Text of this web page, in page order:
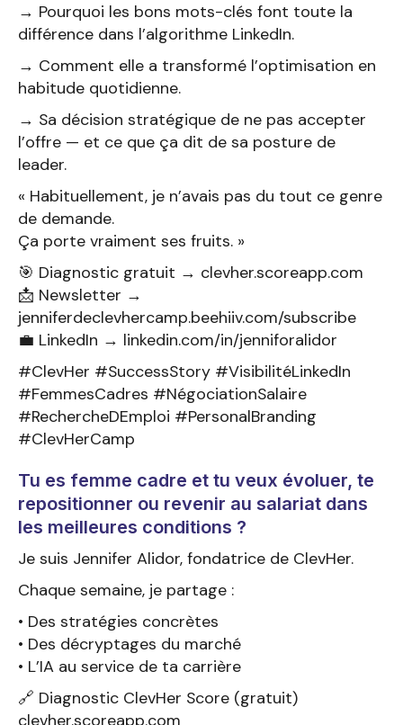
→ Pourquoi les bons mots-clés font toute la
différence dans l’algorithme LinkedIn.
→ Comment elle a transformé l’optimisation en
habitude quotidienne.
→ Sa décision stratégique de ne pas accepter
l’offre — et ce que ça dit de sa posture de
leader.
« Habituellement, je n’avais pas du tout ce genre
de demande.
Ça porte vraiment ses fruits. »
🎯 Diagnostic gratuit → clevher.scoreapp.com
📩 Newsletter →
jenniferdeclevhercamp.beehiiv.com/subscribe
💼 LinkedIn → linkedin.com/in/jenniforalidor
#ClevHer #SuccessStory #VisibilitéLinkedIn
#FemmesCadres #NégociationSalaire
#RechercheDEmploi #PersonalBranding
#ClevHerCamp
Tu es femme cadre et tu veux évoluer, te
repositionner ou revenir au salariat dans
les meilleures conditions ?
Je suis Jennifer Alidor, fondatrice de ClevHer.
Chaque semaine, je partage :
• Des stratégies concrètes
• Des décryptages du marché
• L’IA au service de ta carrière
🔗 Diagnostic ClevHer Score (gratuit)